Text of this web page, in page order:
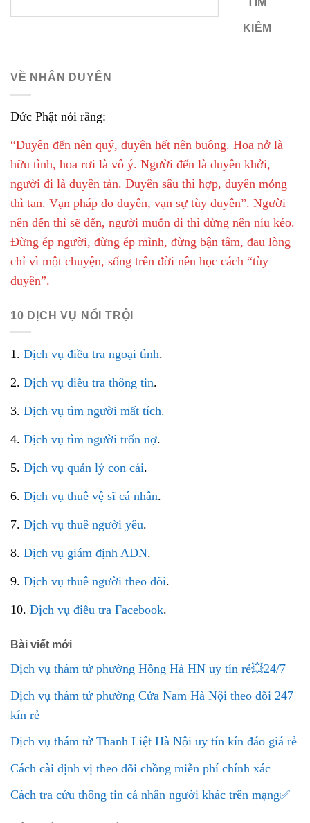
KIẾM
VỀ NHÂN DUYÊN
Đức Phật nói rằng:
“Duyên đến nên quý, duyên hết nên buông. Hoa nở là
hữu tình, hoa rơi là vô ý. Người đến là duyên khởi,
người đi là duyên tàn. Duyên sâu thì hợp, duyên mỏng
thì tan. Vạn pháp do duyên, vạn sự tùy duyên”. Người
nên đến thì sẽ đến, người muốn đi thì đừng nên níu kéo.
Đừng ép người, đừng ép mình, đừng bận tâm, đau lòng
chỉ vì một chuyện, sống trên đời nên học cách “tùy
duyên”.
10 DỊCH VỤ NỔI TRỘI
1. Dịch vụ điều tra ngoại tình.
2. Dịch vụ điều tra thông tin.
3. Dịch vụ tìm người mất tích.
4. Dịch vụ tìm người trốn nợ.
5. Dịch vụ quản lý con cái.
6. Dịch vụ thuê vệ sĩ cá nhân.
7. Dịch vụ thuê người yêu.
8. Dịch vụ giám định ADN.
9. Dịch vụ thuê người theo dõi.
10. Dịch vụ điều tra Facebook.
Bài viết mới
Dịch vụ thám tử phường Hồng Hà HN uy tín rẻ💥24/7
Dịch vụ thám tử phường Cửa Nam Hà Nội theo dõi 247
kín rẻ
Dịch vụ thám tử Thanh Liệt Hà Nội uy tín kín đáo giá rẻ
Cách cài định vị theo dõi chồng miễn phí chính xác
Cách tra cứu thông tin cá nhân người khác trên mạng✅